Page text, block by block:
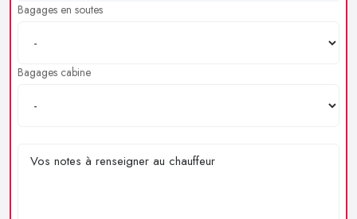
Bagages en soutes
Bagages cabine